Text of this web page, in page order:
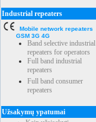
Industrial repeaters
Mobile network repeaters
GSM 3G 4G
Band selective industrial
repeaters for operators
Full band industrial
repeaters
Full band consumer
repeaters
Užsakymų ypatumai